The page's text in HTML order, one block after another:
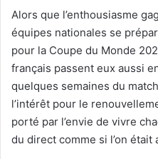
Alors que l’enthousiasme
équipes nationales se
pour la Coupe du Monde
français passent eux aussi
quelques semaines du
l’intérêt pour le
porté par l’envie de vivre
du direct comme si l’on